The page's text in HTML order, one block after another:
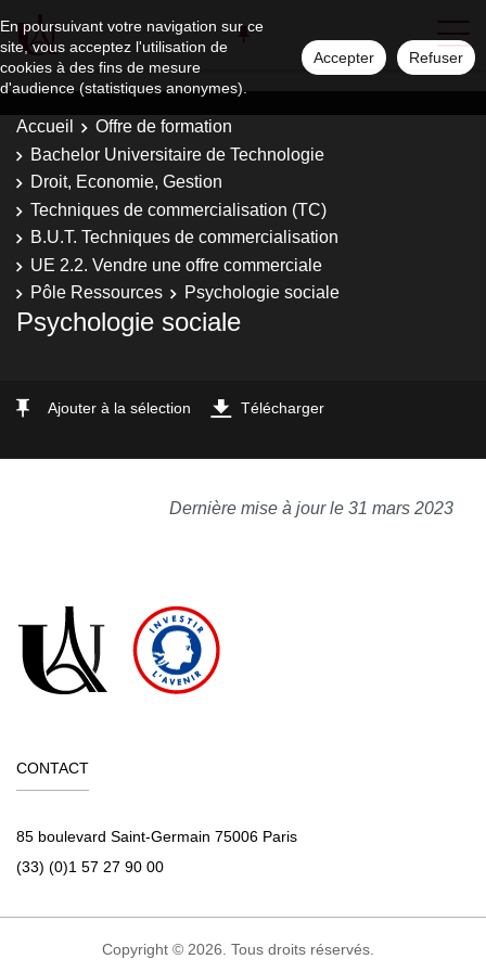
En poursuivant votre navigation sur ce
site, vous acceptez l'utilisation de
cookies à des fins de mesure
d'audience (statistiques anonymes).
Accepter Refuser
Accueil
Offre de formation
Bachelor Universitaire de Technologie
Droit, Economie, Gestion
Techniques de commercialisation (TC)
B.U.T. Techniques de commercialisation
UE 2.2. Vendre une offre commerciale
Pôle Ressources
Psychologie sociale
Psychologie sociale
Ajouter à la sélection Télécharger
Dernière mise à jour le 31 mars 2023
CONTACT
85 boulevard Saint-Germain 75006 Paris
(33) (0)1 57 27 90 00
Copyright © 2026. Tous droits réservés.